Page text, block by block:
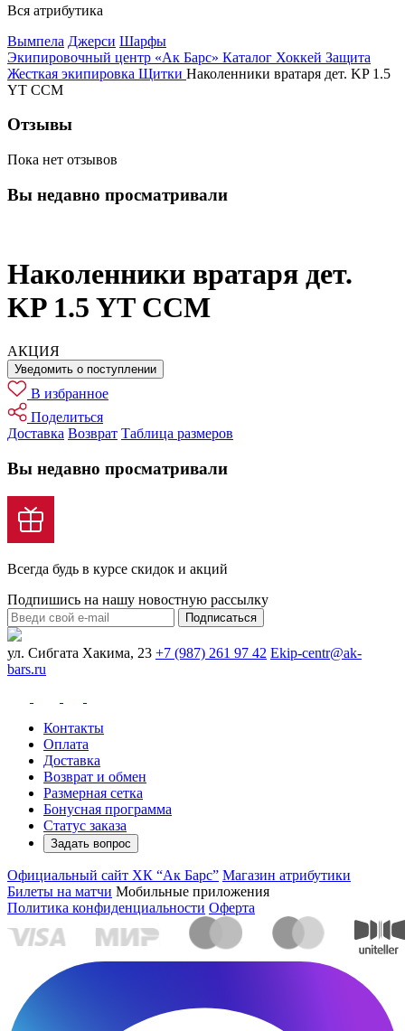
Вся атрибутика
Вымпела Джерси Шарфы
Экипировочный центр «Ак Барс» Каталог Хоккей Защита
Жесткая экипировка Щитки Наколенники вратаря дет. KP 1.5
YT CCM
Отзывы
Пока нет отзывов
Вы недавно просматривали
Наколенники вратаря дет.
KP 1.5 YT CCM
АКЦИЯ
Уведомить о поступлении
В избранное
Поделиться
Доставка Возврат Таблица размеров
Вы недавно просматривали
Всегда будь в курсе скидок и акций
Подпишись на нашу новостную рассылку
Подписаться
ул. Сибгата Хакима, 23 +7 (987) 261 97 42 Ekip-centr@ak-
bars.ru
Контакты
Оплата
Доставка
Возврат и обмен
Размерная сетка
Бонусная программа
Статус заказа
Задать вопрос
Официальный сайт ХК “Ак Барс” Магазин атрибутики
Билеты на матчи Мобильные приложения
Политика конфиденциальности Оферта